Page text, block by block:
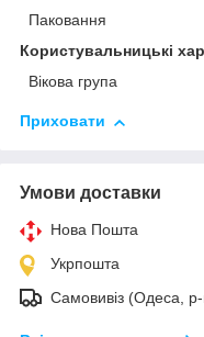
Паковання
Користувальницькі
Вікова група
Приховати
Умови доставки
Нова Пошта
Укрпошта
Самовивіз (Одеса,